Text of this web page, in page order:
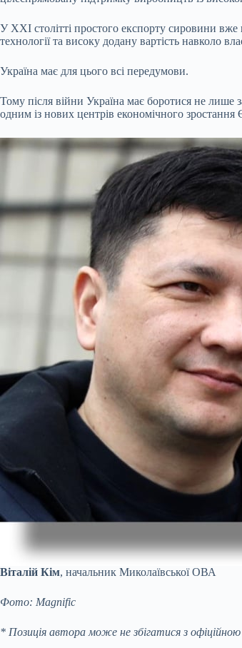
У XXI столітті простого експорту сировини вже
технології та високу додану вартість навколо
Україна має для цього всі передумови.
Тому після війни Україна має боротися не лише
одним із нових центрів економічного зростання
Віталій Кім, начальник Миколаївської ОВА
Фото: Мagnific
* Позиція автора може не збігатися з